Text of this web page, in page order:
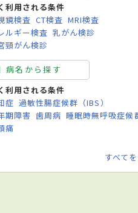
利用される条件
鏡検査 CT検査 MRI検査
ルギー検査 乳がん検診
頸がん検診
病名から探す
利用される条件
症 過敏性腸症候群（IBS）
期障害 歯周病 睡眠時無呼吸症候
痛
すべて